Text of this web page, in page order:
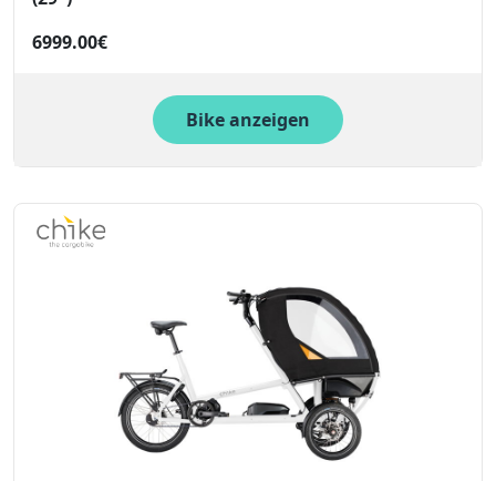
6999.00€
Bike anzeigen